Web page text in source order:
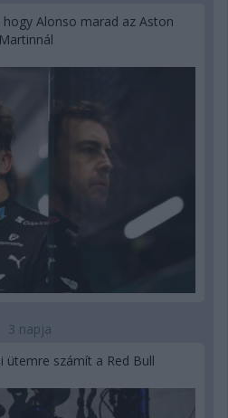
Alonso marad az Aston
Martinnál
3 napja
ütemre számít a Red Bull